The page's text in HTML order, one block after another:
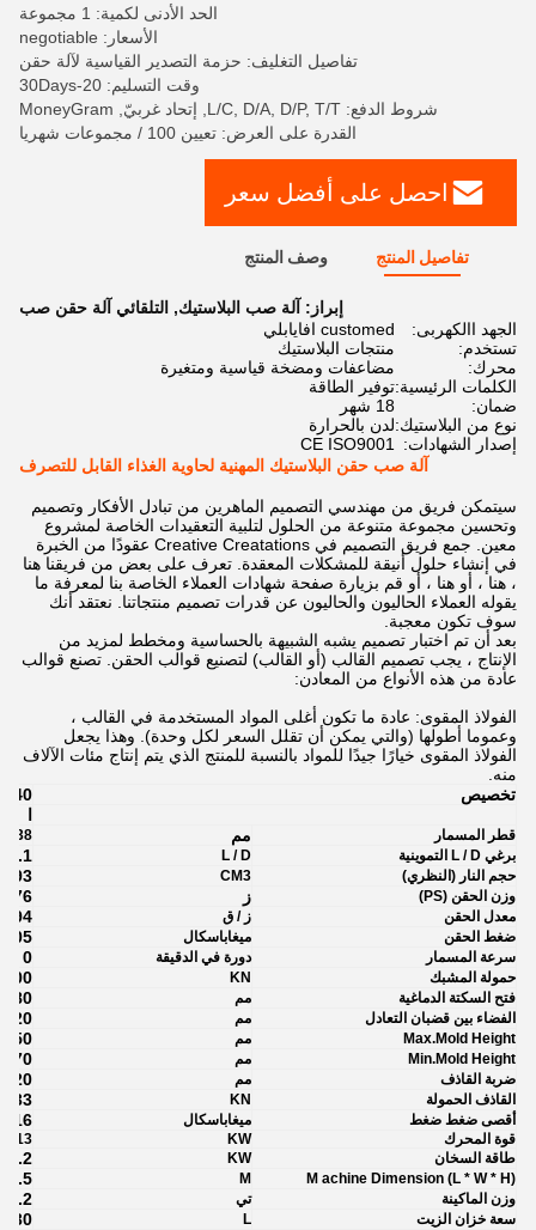
الحد الأدنى لكمية: 1 مجموعة
الأسعار: negotiable
تفاصيل التغليف: حزمة التصدير القياسية لآلة حقن
وقت التسليم: 20-30Days
شروط الدفع: L/C, D/A, D/P, T/T, إتحاد غربيّ, MoneyGram
القدرة على العرض: تعيين 100 / مجموعات شهريا
احصل على أفضل سعر
تفاصيل المنتج وصف المنتج
إبراز: آلة صب البلاستيك, التلقائي آلة حقن صب
الجهد االكهربى:
customed افايابلي
تستخدم:
منتجات البلاستيك
محرك:
مضاعفات ومضخة قياسية ومتغيرة
الكلمات الرئيسية:توفير الطاقة
ضمان:
18 شهر
نوع من البلاستيك:لدن بالحرارة
إصدار الشهادات:
CE ISO9001
آلة صب حقن البلاستيك المهنية لحاوية الغذاء القابل للتصرف
سيتمكن فريق من مهندسي التصميم الماهرين من تبادل الأفكار وتصميم
وتحسين مجموعة متنوعة من الحلول لتلبية التعقيدات الخاصة لمشروع
معين. جمع فريق التصميم في Creative Creatations عقودًا من الخبرة
في إنشاء حلول أنيقة للمشكلات المعقدة. تعرف على بعض من فريقنا هنا
، هنا ، أو هنا ، أو قم بزيارة صفحة شهادات العملاء الخاصة بنا لمعرفة ما
يقوله العملاء الحاليون والحاليون عن قدرات تصميم منتجاتنا. نعتقد أنك
سوف تكون معجبة.
بعد أن تم اختبار تصميم يشبه الشبيهة بالحساسية ومخطط لمزيد من
الإنتاج ، يجب تصميم القالب (أو القالب) لتصنيع قوالب الحقن. تصنع قوالب
عادة من هذه الأنواع من المعادن:
الفولاذ المقوى: عادة ما تكون أغلى المواد المستخدمة في القالب ،
وعموما أطولها (والتي يمكن أن تقلل السعر لكل وحدة). وهذا يجعل
الفولاذ المقوى خيارًا جيدًا للمواد بالنسبة للمنتج الذي يتم إنتاج مئات الآلاف
منه.
تخصيص
قطر المسمار مم
38
برغي L / D التموينية
L / D
22.1
حجم النار (النظري) CM3
193
وزن الحقن (PS) ز 176
معدل الحقن ز / ق 94
ضغط الحقن ميغاباسكال 205
سرعة المسمار دورة في الدقيقة 0 ~ 220
حمولة المشبك KN
فتح السكتة الدماغية مم 380
الفضاء بين قضبان التعادل مم 420 * 420
Max.Mold Height مم 450
Min.Mold Height مم 170
ضربة القاذف مم 120
القاذف الحمولة KN
33
أقصى ضغط ضغط ميغاباسكال 16
قوة المحرك KW
13
طاقة السخان
KW
7.2
M achine Dimension (L * W * H)
M
4.5 * 1.2 * 1.7
وزن الماكينة تي 4.2
سعة خزان الزيت L
230